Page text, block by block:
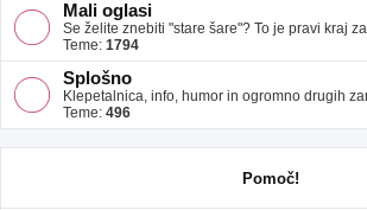
Mali oglasi
Se želite znebiti "stare šare"? To je pravi kraj
Teme: 1794
Splošno
Klepetalnica, info, humor in ogromno drugih
Teme: 496
Pomoč!